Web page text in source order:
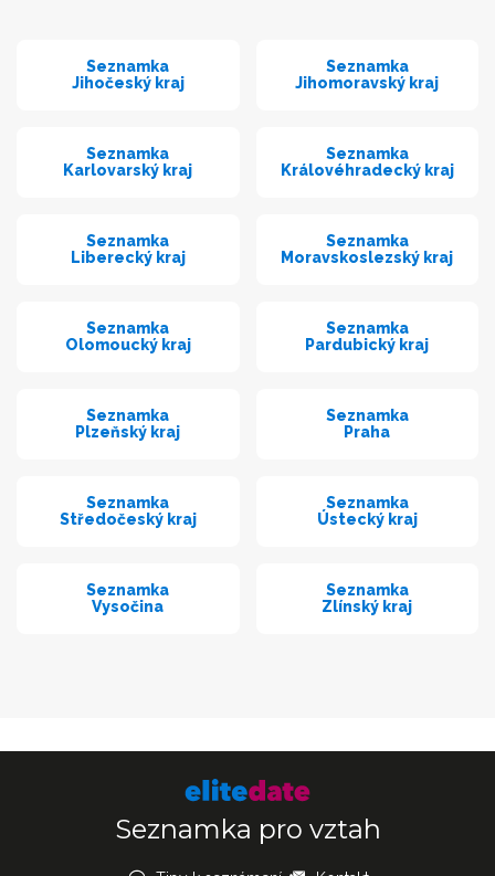
Seznamka
Jihočeský kraj
Seznamka
Jihomoravský kraj
Seznamka
Karlovarský kraj
Seznamka
Královéhradecký kraj
Seznamka
Liberecký kraj
Seznamka
Moravskoslezský kraj
Seznamka
Olomoucký kraj
Seznamka
Pardubický kraj
Seznamka
Plzeňský kraj
Seznamka
Praha
Seznamka
Středočeský kraj
Seznamka
Ústecký kraj
Seznamka
Vysočina
Seznamka
Zlínský kraj
Seznamka pro vztah